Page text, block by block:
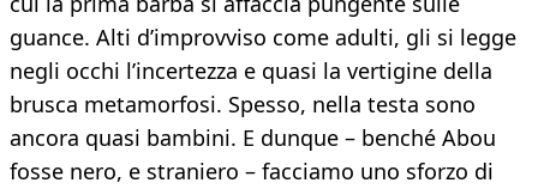
guance. Alti d’improvviso come adulti, gli si legge
negli occhi l’incertezza e quasi la vertigine della
brusca metamorfosi. Spesso, nella testa sono
ancora quasi bambini. E dunque – benché Abou
fosse nero, e straniero – facciamo uno sforzo di